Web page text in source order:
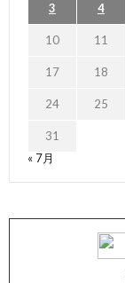
3 4
10 11
17 18
24 25
31
« 7月